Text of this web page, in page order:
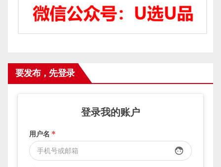
要发布，先登录
登录我的账户
用户名 *
face